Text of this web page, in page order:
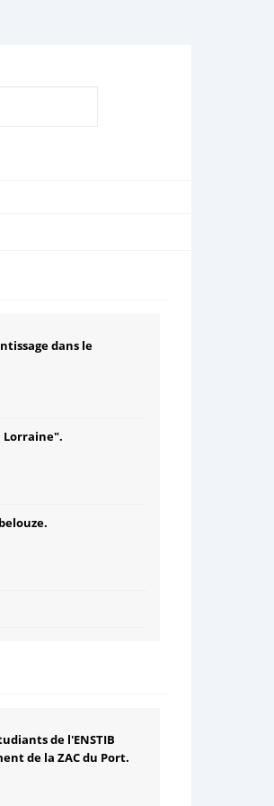
dans le
Lorraine".
de l'ENSTIB
de la ZAC du Port.